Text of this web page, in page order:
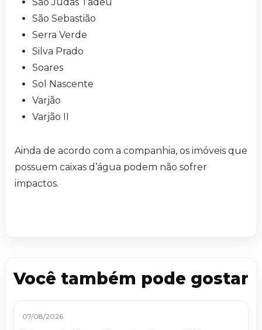
São Sebastião
Serra Verde
Silva Prado
Soares
Sol Nascente
Varjão
Varjão II
Ainda de acordo com a companhia, os imóveis que
possuem caixas d’água podem não sofrer
impactos.
Você também pode gostar
07/08/2026